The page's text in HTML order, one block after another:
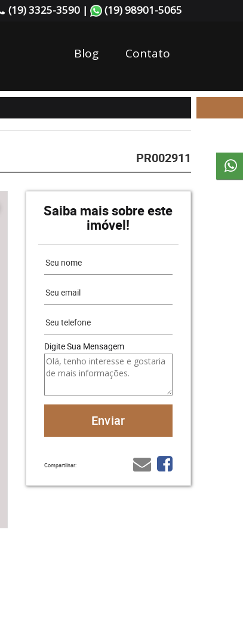
(19) 3325-3590 | (19) 98901-5065
Blog Contato
PR002911
Saiba mais sobre este
imóvel!
Digite Sua Mensagem
Compartilhar: